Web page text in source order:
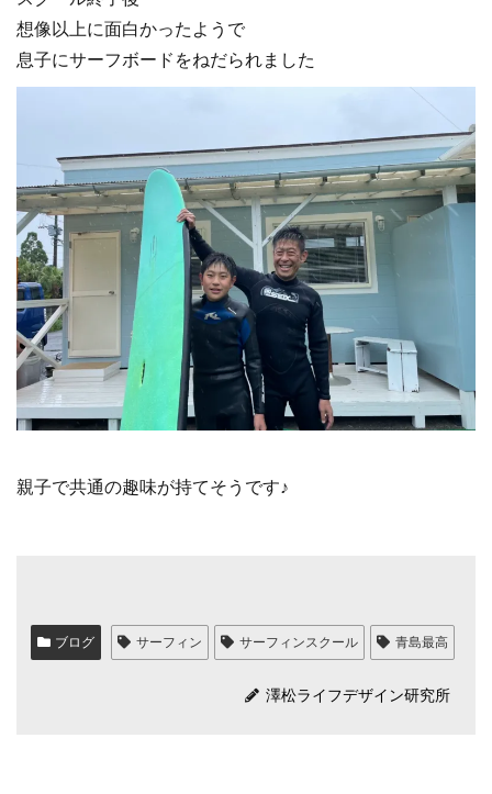
想像以上に面白かったようで
息子にサーフボードをねだられました
親子で共通の趣味が持てそうです♪
ブログ サーフィン サーフィンスクール 青島最高
澤松ライフデザイン研究所